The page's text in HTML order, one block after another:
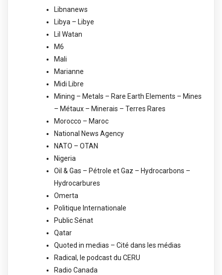
Libnanews
Libya – Libye
Lil Watan
M6
Mali
Marianne
Midi Libre
Mining – Metals – Rare Earth Elements – Mines
– Métaux – Minerais – Terres Rares
Morocco – Maroc
National News Agency
NATO – OTAN
Nigeria
Oil & Gas – Pétrole et Gaz – Hydrocarbons –
Hydrocarbures
Omerta
Politique Internationale
Public Sénat
Qatar
Quoted in medias – Cité dans les médias
Radical, le podcast du CERU
Radio Canada